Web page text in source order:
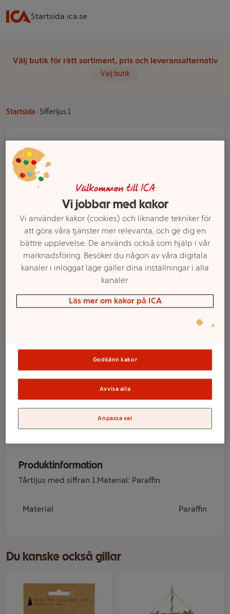
Startsida ica.se
Välj butik för rätt sortiment, pris och leveransalternativ
Välj butik
Startsida Sifferljus 1
Sifferljus 1
Produktinformation
Tårtljus med siffran 1.Material: Paraffin
Material Paraffin
Du kanske också gillar
Välkommen till ICA
Vi jobbar med kakor
Vi använder kakor (cookies) och liknande tekniker för
att göra våra tjänster mer relevanta, och ge dig en
bättre upplevelse. De används också som hjälp i vår
marknadsföring. Besöker du någon av våra digitala
kanaler i inloggat läge gäller dina inställningar i alla
kanaler.
Läs mer om kakor på ICA
Godkänn kakor
Avvisa alla
Anpassa val